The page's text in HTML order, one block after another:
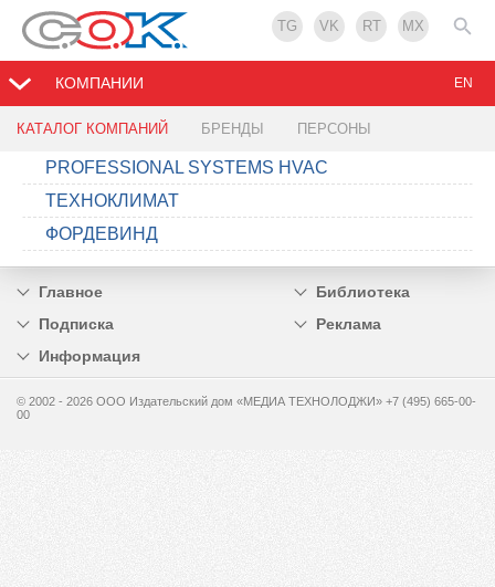
TG VK RT MX
КОМПАНИИ
КАТАЛОГ КОМПАНИЙ БРЕНДЫ ПЕРСОНЫ
EN
PROFESSIONAL SYSTEMS HVAC
ТЕХНОКЛИМАТ
ФОРДЕВИНД
Главное
Библиотека
Подписка
Реклама
Информация
© 2002 - 2026 OOO Издательский дом «МЕДИА ТЕХНОЛОДЖИ» +7 (495) 665-00-
00